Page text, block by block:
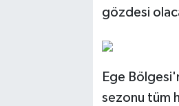
gözdesi
Ege
sezonu tüm